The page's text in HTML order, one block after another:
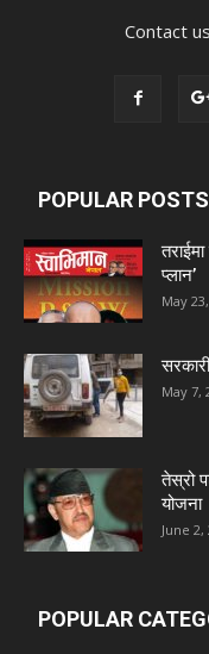
Contact
POPULAR POSTS
प्लान’
May
May 7,
तेस्रो
योजना
June 2,
POPULAR